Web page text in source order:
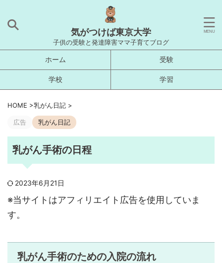
気がつけば東京大学
子供の受験と発達障害ママ子育てブログ
ホーム 受験
学校 学習
HOME >乳がん日記 >
広告 乳がん日記
乳がん手術の日程
2023年6月21日
※当サイトはアフィリエイト広告を使用していま
す。
乳がん手術のための入院の流れ